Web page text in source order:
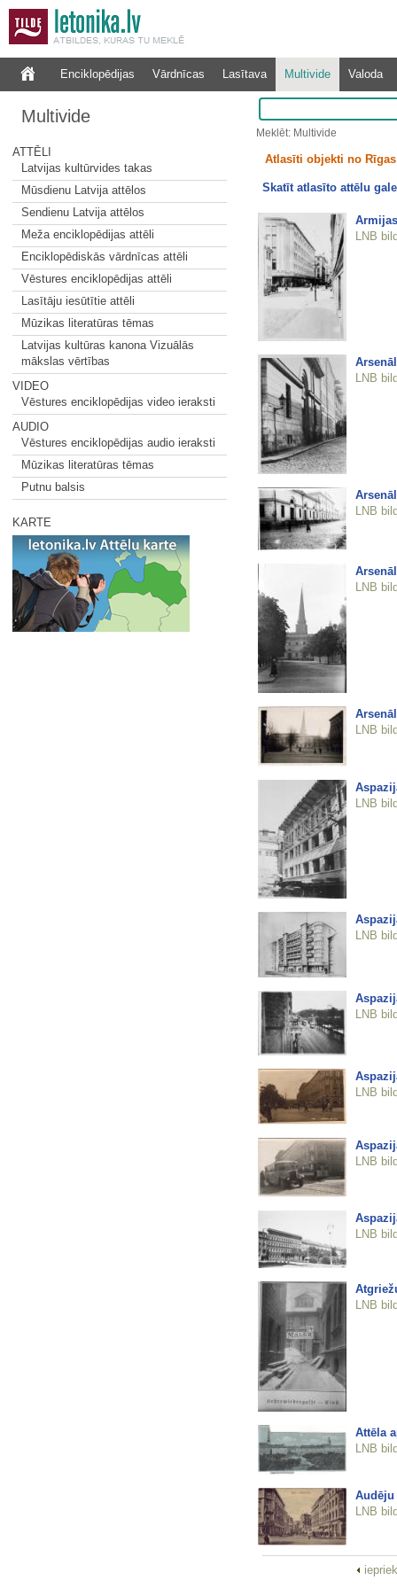
Enciklopēdijas Vārdnīcas Lasītava Multivide Valoda
Multivide
ATTĒLI
Latvijas kultūrvides takas
Mūsdienu Latvija attēlos
Sendienu Latvija attēlos
Meža enciklopēdijas attēli
Enciklopēdiskās vārdnīcas attēli
Vēstures enciklopēdijas attēli
Lasītāju iesūtītie attēli
Mūzikas literatūras tēmas
Latvijas kultūras kanona Vizuālās
mākslas vērtības
VIDEO
Vēstures enciklopēdijas video ieraksti
AUDIO
Vēstures enciklopēdijas audio ieraksti
Mūzikas literatūras tēmas
Putnu balsis
KARTE
Meklēt: Multivide
Atlasīti objekti no
Skatīt atlasīto attēlu
LNB
LNB
LNB
LNB
LNB
LNB
LNB
LNB
LNB
LNB
LNB
LNB
Attēla
LNB
Audēju
LNB